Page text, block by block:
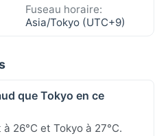
Fuseau horaire:
Asia/Tokyo (UTC+9)
que Tokyo en ce
26°C et Tokyo à 27°C.